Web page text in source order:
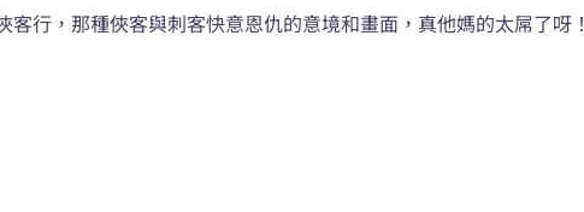
行，那種俠客與刺客快意恩仇的意境和畫面，真他媽的太屌了呀！